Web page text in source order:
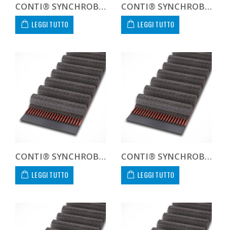
CONTI® SYNCHROBELT 104XL-400 CUSTOM
LEGGI TUTTO
CONTI® SYNCHROBELT 1100H-400 CUSTOM
LEGGI TUTTO
CONTI® SYNCHROBELT 1120H-400 CUSTOM
LEGGI TUTTO
CONTI® SYNCHROBELT 1120XH400
LEGGI TUTTO